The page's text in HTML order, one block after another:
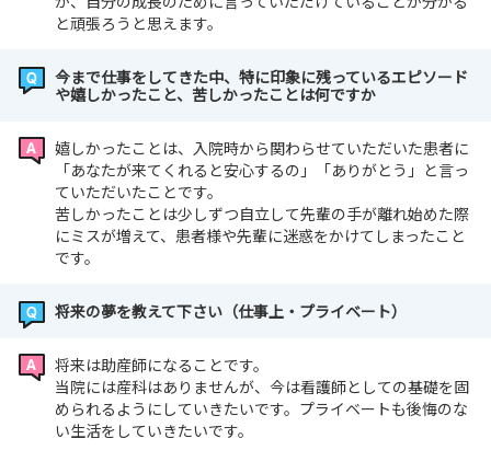
と頑張ろうと思えます。
今まで仕事をしてきた中、特に印象に残っているエピソード
や嬉しかったこと、苦しかったことは何ですか
嬉しかったことは、入院時から関わらせていただいた患者に
「あなたが来てくれると安心するの」「ありがとう」と言っ
ていただいたことです。
苦しかったことは少しずつ自立して先輩の手が離れ始めた際
にミスが増えて、患者様や先輩に迷惑をかけてしまったこと
です。
将来の夢を教えて下さい（仕事上・プライベート）
将来は助産師になることです。
当院には産科はありませんが、今は看護師としての基礎を固
められるようにしていきたいです。プライベートも後悔のな
い生活をしていきたいです。